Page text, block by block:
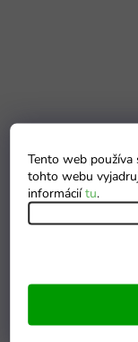
Tento web používa
tohto webu
informáciítu.